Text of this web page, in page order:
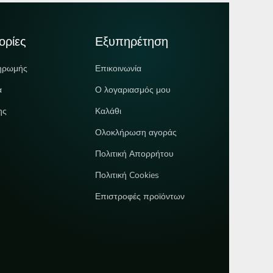
Εξυπηρέτηση
Επικοινωνία
Ο λογαριασμός μου
Καλάθι
Ολοκλήρωση αγοράς
Πολιτική Απορρήτου
Πολιτική Cookies
Επιστροφές προϊόντων